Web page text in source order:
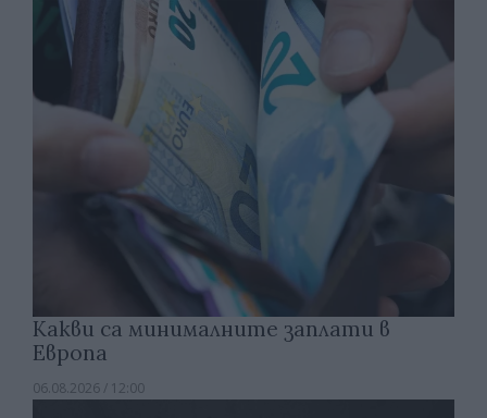
Какви са минималните заплати в
Европа
06.08.2026 / 12:00